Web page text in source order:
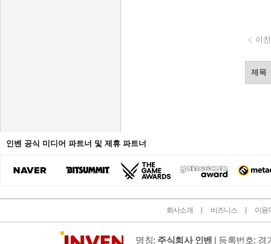
이전
인벤 공식 미디어 파트너 및 제휴 파트너
회사소개 비즈니스 이용
명칭: 주식회사 인벤 | 등록번호: 경